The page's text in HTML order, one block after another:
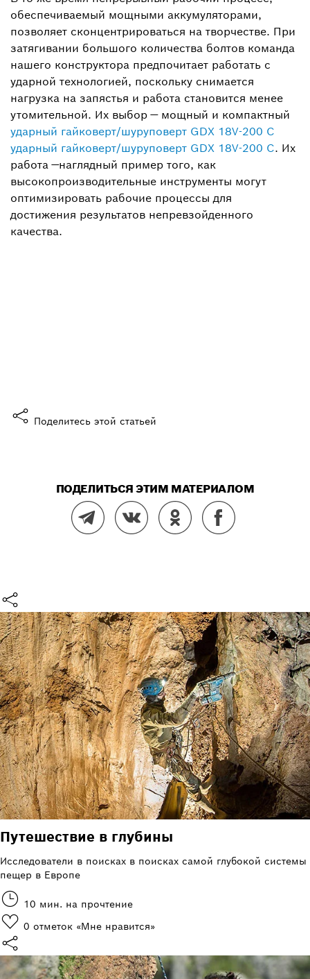
обеспечиваемый мощными аккумуляторами,
позволяет сконцентрироваться на творчестве. При
затягивании большого количества болтов команда
нашего конструктора предпочитает работать с
ударной технологией, поскольку снимается
нагрузка на запястья и работа становится менее
утомительной. Их выбор — мощный и компактный
ударный гайковерт/шуруповерт GDX 18V-200 C
ударный гайковерт/шуруповерт GDX 18V-200 C. Их
работа —наглядный пример того, как
высокопроизводительные инструменты могут
оптимизировать рабочие процессы для
достижения результатов непревзойденного
качества.
Поделитесь этой статьей
ПОДЕЛИТЬСЯ ЭТИМ МАТЕРИАЛОМ
Путешествие в глубины
Исследователи в поисках в поисках самой глубокой системы
пещер в Европе
10 мин. на прочтение
0 отметок «Мне нравится»